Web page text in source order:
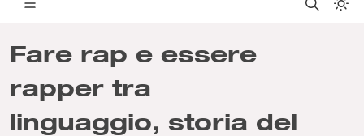
Fare rap e essere
rapper tra
linguaggio, storia del